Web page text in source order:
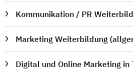
Kommunikation / PR
Marketing Weiterbildung
Digital und Online Marketing in